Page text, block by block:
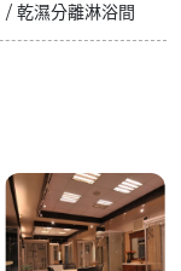
乾濕分離淋浴間